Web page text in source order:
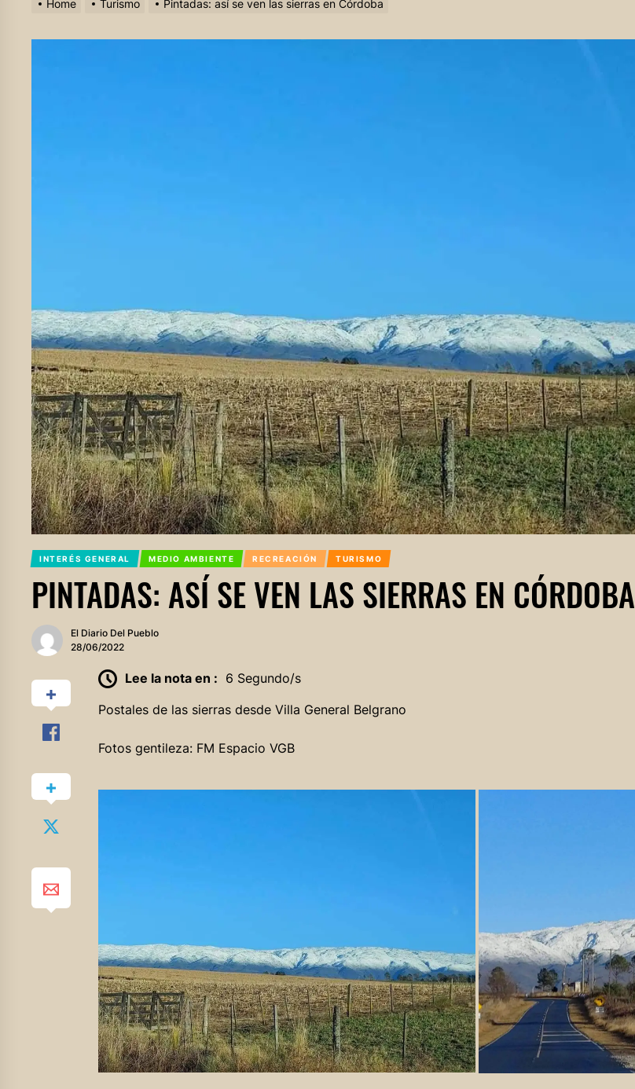
Home Turismo Pintadas: así se ven las sierras en Córdoba
INTERÉS GENERAL MEDIO AMBIENTE RECREACIÓN TURISMO
PINTADAS: ASÍ SE VEN LAS SIERRAS EN CÓRDOBA
El Diario Del Pueblo
28/06/2022
Lee la nota en : 6 Segundo/s
Postales de las sierras desde Villa General Belgrano
Fotos gentileza: FM Espacio VGB